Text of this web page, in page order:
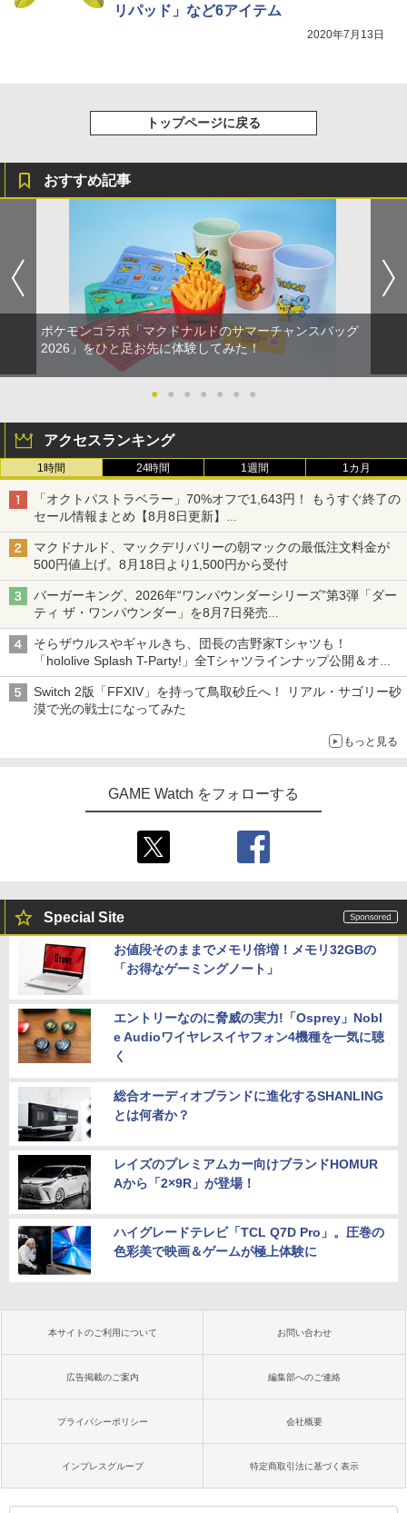
リパッド」など6アイテム
2020年7月13日
トップページに戻る
おすすめ記事
ポケモンコラボ「マクドナルドのサマーチャンスバッグ
2026」をひと足お先に体験してみた！
● ● ● ● ● ● ●
アクセスランキング
1時間 24時間 1週間 1カ月
「オクトパストラベラー」70%オフで1,643円！ もうすぐ終了の
セール情報まとめ【8月8日更新】
ニンテンドーeショップでは「大神 絶景版」が67%オフで990円
マクドナルド、マックデリバリーの朝マックの最低注文料金が
500円値上げ。8月18日より1,500円から受付
バーガーキング、2026年“ワンパウンダーシリーズ”第3弾「ダー
ティ ザ・ワンパウンダー」を8月7日発売
「特製ガーリックマヨソース」を使用した超大型チーズバーガー
そらザウルスやギャルきち、団長の吉野家Tシャツも！
「hololive Splash T-Party!」全Tシャツラインナップ公開＆オン
ライン販売開始
Switch 2版「FFXIV」を持って鳥取砂丘へ！ リアル・サゴリー砂
漠で光の戦士になってみた
もっと見る
GAME Watch をフォローする
Special Site
お値段そのままでメモリ倍増！メモリ32GBの
「お得なゲーミングノート」
エントリーなのに脅威の実力!「Osprey」Nobl
e Audioワイヤレスイヤフォン4機種を一気に聴
く
総合オーディオブランドに進化するSHANLING
とは何者か？
レイズのプレミアムカー向けブランドHOMUR
Aから「2×9R」が登場！
ハイグレードテレビ「TCL Q7D Pro」。圧巻の
色彩美で映画＆ゲームが極上体験に
本サイトのご利用について お問い合わせ
広告掲載のご案内 編集部へのご連絡
プライバシーポリシー 会社概要
インプレスグループ 特定商取引法に基づく表示